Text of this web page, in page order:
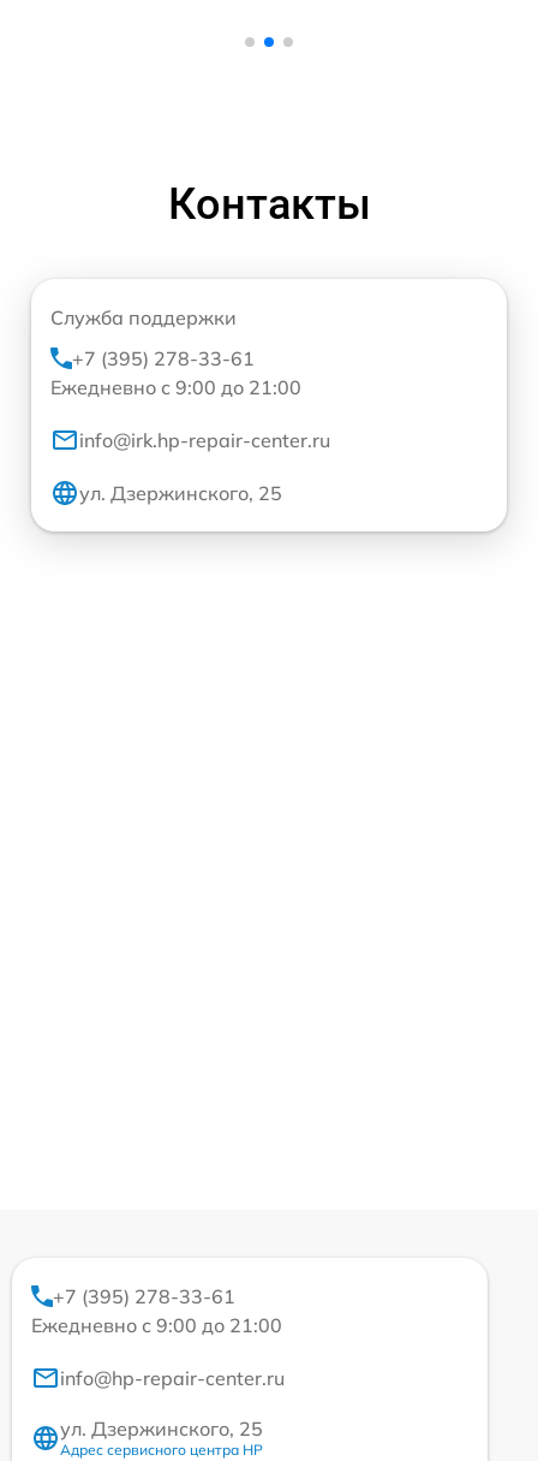
Контакты
Служба поддержки
+7 (395) 278-33-61
Ежедневно с 9:00 до 21:00
info@irk.hp-repair-center.ru
ул. Дзержинского, 25
+7 (395) 278-33-61
Ежедневно с 9:00 до 21:00
info@hp-repair-center.ru
ул. Дзержинского, 25
Адрес сервисного центра HP